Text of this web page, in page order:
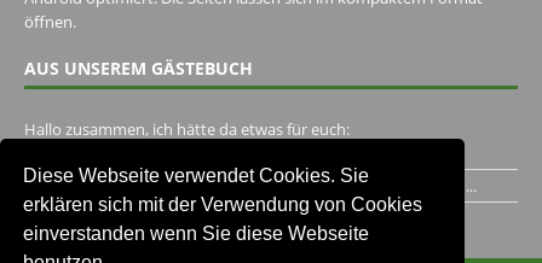
Diese Webseite verwendet Cookies. Sie
erklären sich mit der Verwendung von Cookies
einverstanden wenn Sie diese Webseite
öffnen.
AUS UNSEREM GÄSTEBUCH
Hallo zusammen, ich hätte da etwas für euch:
Ich habe ein Jahr im Gasthaus Hugo Pape verbracht..Habe ihn...
Unser Gästebuch besuchen